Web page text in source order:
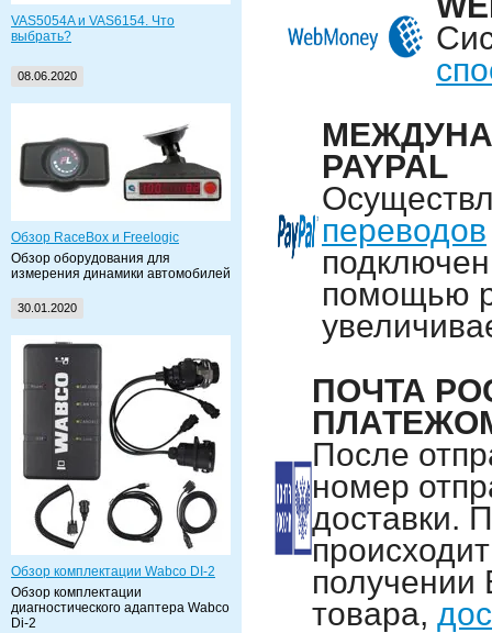
VAS5054A и VAS6154. Что
выбрать?
08.06.2020
Обзор RaceBox и Freelogic
Обзор оборудования для
измерения динамики автомобилей
30.01.2020
Обзор комплектации Wabco DI-2
Обзор комплектации
диагностического адаптера Wabco
Di-2
PAYPAL
переводов
помощью
ПОЧТА
После
номер
доставки.
получении
товара,